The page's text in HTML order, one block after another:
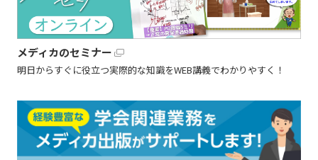
メディカのセミナー
明日からすぐに役立つ実際的な知識をWEB講義でわかりやすく！